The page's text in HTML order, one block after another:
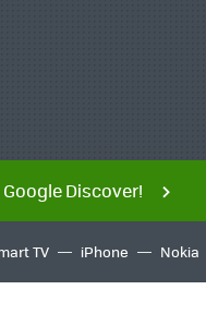
Discover!
TV iPhone Nokia